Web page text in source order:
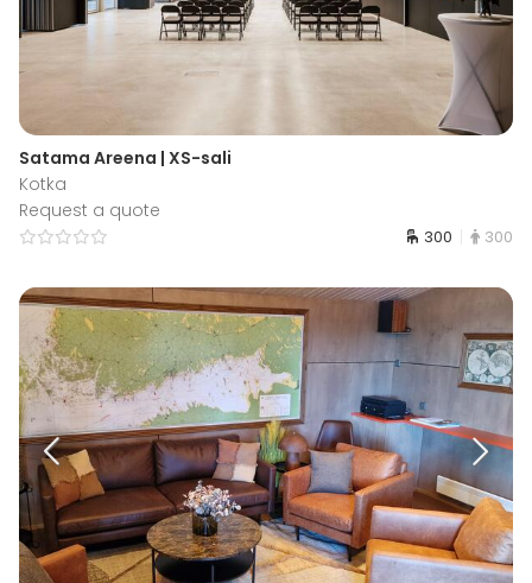
Satama Areena | XS-sali
Kotka
Request a quote
300 300